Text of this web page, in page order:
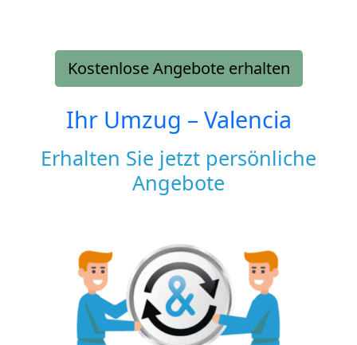
Kostenlose Angebote erhalten
Ihr Umzug –Valencia
Erhalten Sie jetzt persönliche
Angebote